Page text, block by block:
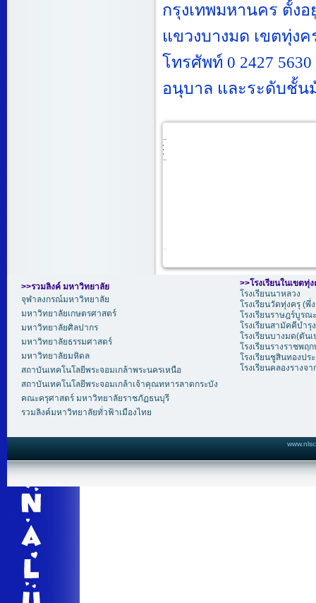
กรุงเทพมหานคร ตั้ง
แขวงบางมด เขตทุ่ง
โทรศัพท์ 0 2427 5630
อนุบาล และระดับชั้
>>รวมลิงค์ มหาวิทยาลัย
จุฬาลงกรณ์มหาวิทยาลัย
มหาวิทยาลัยเกษตรศาสตร์
มหาวิทยาลัยศิลปากร
มหาวิทยาลัยธรรมศาสตร์
มหาวิทยาลัยมหิดล
สถาบันเทคโนโลยีพระจอมเกล้าพระนครเหนือ
สถาบันเทคโนโลยีพระจอมเกล้าเจ้าคุณทหารลาดกระบัง
คณะครุศาสตร์ มหาวิทยาลัยราชภัฏธนบุรี
รวมลิงค์มหาวิทยาลัยทั่วฟ้าเมืองไทย
>>โรงเรียนในเขตทุ่
โรงเรียนนาหลวง
โรงเรียนวัดทุ่งครุ (
โรงเรียนราษฎร์บูร
โรงเรียนสามัคคีบำรุง
โรงเรียนบางมด(ตัน
โรงเรียนรางราชพฤ
โรงเรียนชูสินทองป
โรงเรียนคลองรางจา